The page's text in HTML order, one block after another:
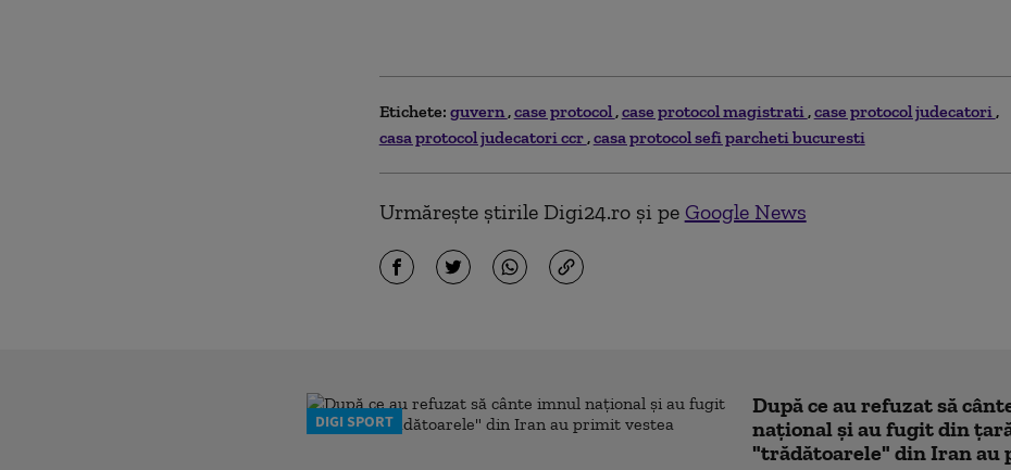
Etichete: guvern case protocol case protocol magistrati case protocol judecatori
casa protocol judecatori ccr casa protocol sefi parcheti bucuresti
Urmărește știrile Digi24.ro și pe Google News
DIGI SPORT
După ce au refuzat să
naţional şi au fugit din
"trădătoarele" din Iran au